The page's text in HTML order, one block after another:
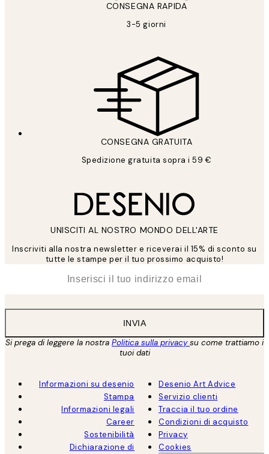
CONSEGNA RAPIDA
3-5 giorni
CONSEGNA GRATUITA
Spedizione gratuita sopra i 59 €
UNISCITI AL NOSTRO MONDO DELL'ARTE
Inscriviti alla nostra newsletter e riceverai il 15% di sconto su
tutte le stampe per il tuo prossimo acquisto!
INVIA
Si prega di leggere la nostra Politica sulla privacysu come trattiamo i
tuoi dati
Informazioni su desenio
Stampa
Informazioni legali
Career
Sostenibilità
Dichiarazione di
Desenio Art Advice
Servizio clienti
Traccia il tuo ordine
Condizioni di acquisto
Privacy
Cookies